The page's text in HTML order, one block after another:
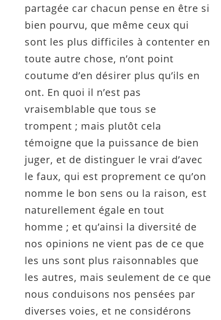
partagée car chacun pense en être si
bien pourvu, que même ceux qui
sont les plus difficiles à contenter en
toute autre chose, n’ont point
coutume d’en désirer plus qu’ils en
ont. En quoi il n’est pas
vraisemblable que tous se
trompent ; mais plutôt cela
témoigne que la puissance de bien
juger, et de distinguer le vrai d’avec
le faux, qui est proprement ce qu’on
nomme le bon sens ou la raison, est
naturellement égale en tout
homme ; et qu’ainsi la diversité de
nos opinions ne vient pas de ce que
les uns sont plus raisonnables que
les autres, mais seulement de ce que
nous conduisons nos pensées par
diverses voies, et ne considérons